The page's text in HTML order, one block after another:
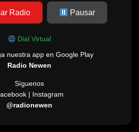
Radio Pausar
Dial Virtual
nuestra app en Google Play
Radio Newen
Síguenos
| Instagram
@radionewen